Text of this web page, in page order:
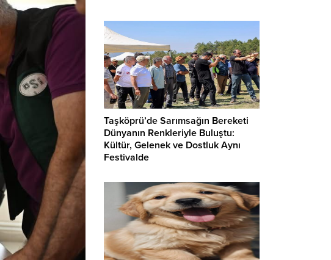
Taşköprü’de Sarımsağın Bereketi
Dünyanın Renkleriyle Buluştu:
Kültür, Gelenek ve Dostluk Aynı
Festivalde